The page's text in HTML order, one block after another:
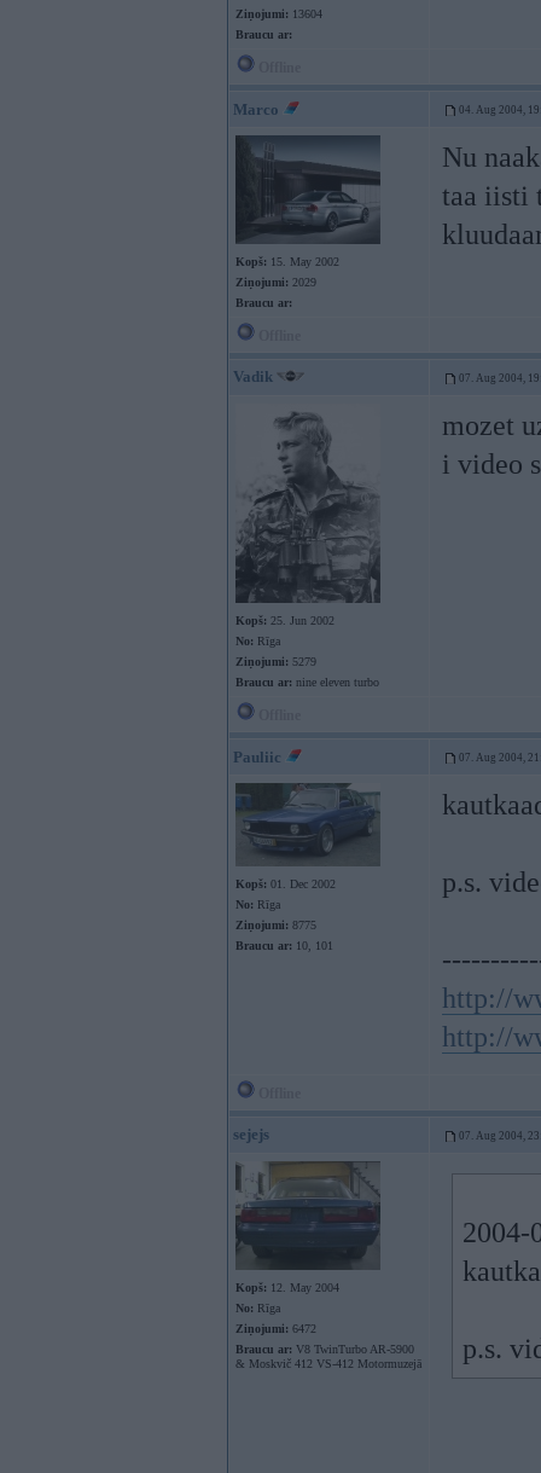
Ziņojumi: 13604
Braucu ar:
Marco 04. Aug 2004,
Kopš: 15. May 2002
Ziņojumi: 2029
Braucu ar:
Nu
taa iisti
Vadik 07. Aug 2004,
Kopš: 25. Jun 2002
No: Rīga
Ziņojumi: 5279
Braucu ar: nine eleven turbo
mozet
i video
Pauliic 07. Aug 2004,
Kopš: 01. Dec 2002
No: Rīga
Ziņojumi: 8775
Braucu ar: 10, 101
p.s.
http://
http://
sejejs 07. Aug 2004,
Kopš: 12. May 2004
No: Rīga
Ziņojumi: 6472
Braucu ar: V8 TwinTurbo AR-5900
& Moskvič 412 VS-412 Motormuzejā
2004-
p.s.